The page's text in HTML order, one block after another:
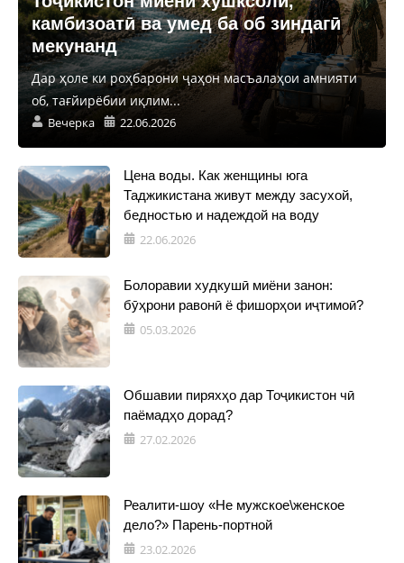
камбизоатӣ ва умед ба об зиндагӣ
мекунанд
Дар ҳоле ки роҳбарони ҷаҳон масъалаҳои амнияти
об, тағйирёбии иқлим...
Вечерка 22.06.2026
Цена воды. Как женщины юга
Таджикистана живут между засухой,
бедностью и надеждой на воду
22.06.2026
Болоравии худкушӣ миёни занон:
бӯҳрони равонӣ ё фишорҳои иҷтимоӣ?
05.03.2026
Обшавии пиряхҳо дар Тоҷикистон чӣ
паёмадҳо дорад?
27.02.2026
Реалити-шоу «Не мужское\женское
дело?» Парень-портной
23.02.2026